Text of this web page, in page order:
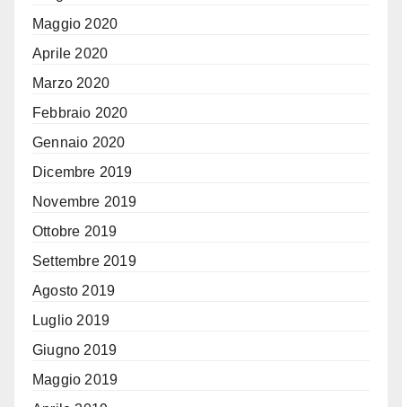
Maggio 2020
Aprile 2020
Marzo 2020
Febbraio 2020
Gennaio 2020
Dicembre 2019
Novembre 2019
Ottobre 2019
Settembre 2019
Agosto 2019
Luglio 2019
Giugno 2019
Maggio 2019